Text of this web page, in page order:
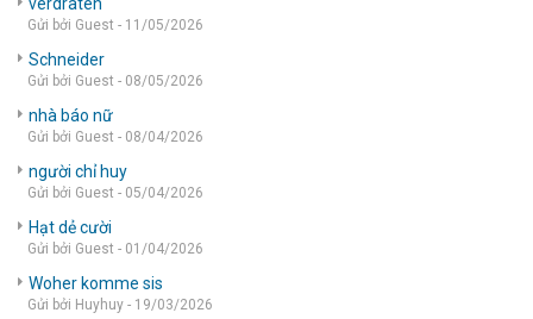
Gửi bởi Guest - 11/05/2026
Schneider
Gửi bởi Guest - 08/05/2026
nhà báo nữ
Gửi bởi Guest - 08/04/2026
người chỉ huy
Gửi bởi Guest - 05/04/2026
Hạt dẻ cười
Gửi bởi Guest - 01/04/2026
Woher komme sis
Gửi bởi Huyhuy - 19/03/2026